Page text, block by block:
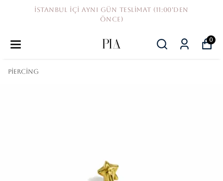
UYGUN FİYAT GARANTİSİ
0
PİERCİNG